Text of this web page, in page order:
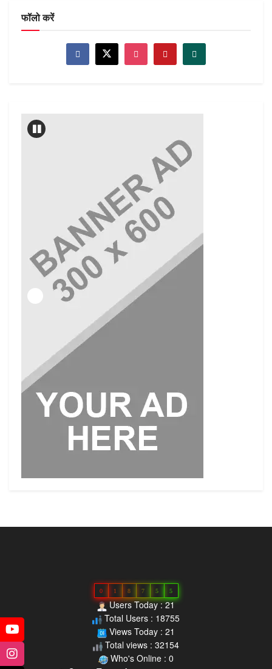
फॉलो करें
0 1 8 7 5 5
Users Today : 21
Total Users : 18755
Views Today : 21
Total views : 32154
Who's Online : 0